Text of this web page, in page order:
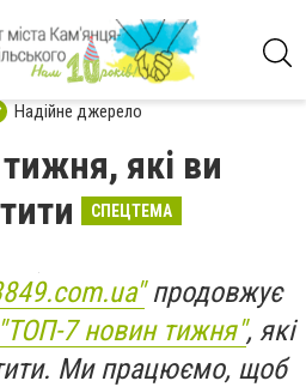
Надійне джерело
які ви
СПЕЦТЕМА
продовжує
"ТОП-7 новин тижня", які
Ми працюємо, щоб